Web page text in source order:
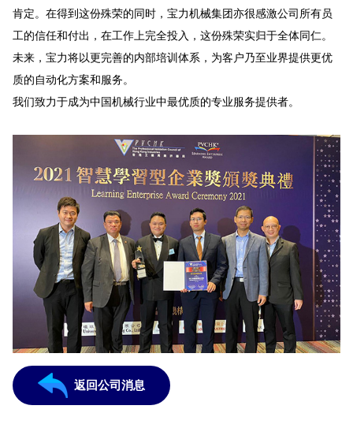
肯定。在得到这份殊荣的同时，宝力机械集团亦很感激公司所有员
工的信任和付出，在工作上完全投入，这份殊荣实归于全体同仁。
未来，宝力将以更完善的内部培训体系，为客户乃至业界提供更优
质的自动化方案和服务。
我们致力于成为中国机械行业中最优质的专业服务提供者。
返回公司消息